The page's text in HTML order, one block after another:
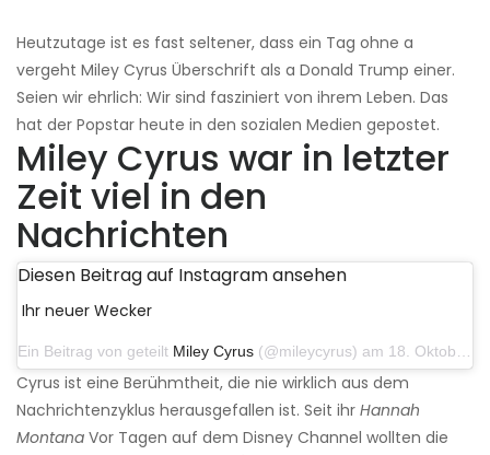
Heutzutage ist es fast seltener, dass ein Tag ohne a
vergeht Miley Cyrus Überschrift als a Donald Trump einer.
Seien wir ehrlich: Wir sind fasziniert von ihrem Leben. Das
hat der Popstar heute in den sozialen Medien gepostet.
Miley Cyrus war in letzter
Zeit viel in den
Nachrichten
Diesen Beitrag auf Instagram ansehen
Ihr neuer Wecker
Ein Beitrag von geteilt Miley Cyrus (@mileycyrus) am 18. Oktober 2019 um 19:03 Uhr PDT
Cyrus ist eine Berühmtheit, die nie wirklich aus dem
Nachrichtenzyklus herausgefallen ist. Seit ihr Hannah
Montana Vor Tagen auf dem Disney Channel wollten die